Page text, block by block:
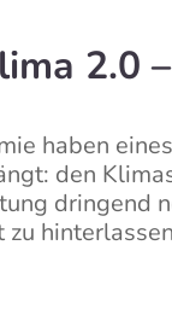
2.0
haben
den
dringend